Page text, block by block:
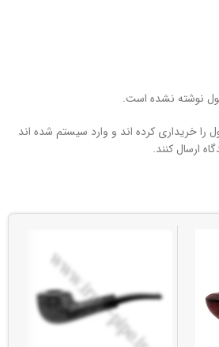
نوشته نشده است.
خریداری کرده اند و وارد سیستم شده اند
ارسال کنند.